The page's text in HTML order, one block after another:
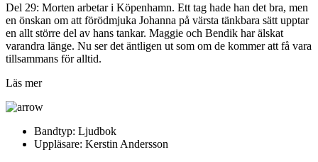
Del 29: Morten arbetar i Köpenhamn. Ett tag hade han det bra, men
en önskan om att förödmjuka Johanna på värsta tänkbara sätt upptar
en allt större del av hans tankar. Maggie och Bendik har älskat
varandra länge. Nu ser det äntligen ut som om de kommer att få vara
tillsammans för alltid.
Läs mer
Bandtyp: Ljudbok
Uppläsare: Kerstin Andersson